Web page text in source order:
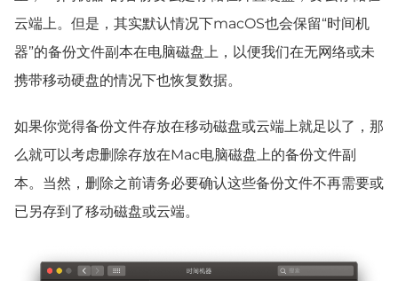
云端上。但是，其实默认情况下macOS也会保留“时间机
器”的备份文件副本在电脑磁盘上，以便我们在无网络或未
携带移动硬盘的情况下也恢复数据。
如果你觉得备份文件存放在移动磁盘或云端上就足以了，那
么就可以考虑删除存放在Mac电脑磁盘上的备份文件副
本。当然，删除之前请务必要确认这些备份文件不再需要或
已另存到了移动磁盘或云端。